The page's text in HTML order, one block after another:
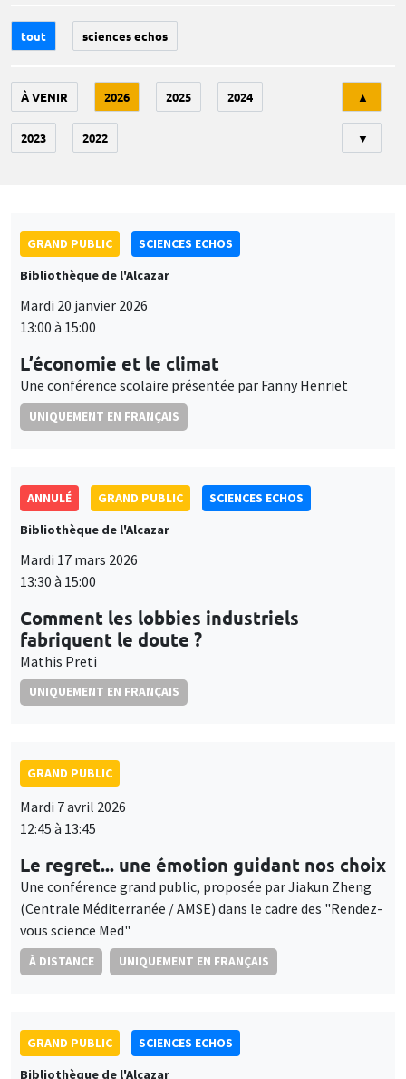
tout sciences echos
À VENIR 2026 2025 2024
2023 2022
▲
▼
GRAND PUBLIC
SCIENCES ECHOS
Bibliothèque de l'Alcazar
Mardi 20 janvier 2026
13:00 à 15:00
L’économie et le climat
Une conférence scolaire présentée par Fanny Henriet
UNIQUEMENT EN FRANÇAIS
ANNULÉ GRAND PUBLIC
SCIENCES ECHOS
Bibliothèque de l'Alcazar
Mardi 17 mars 2026
13:30 à 15:00
Comment les lobbies industriels
fabriquent le doute ?
Mathis Preti
UNIQUEMENT EN FRANÇAIS
GRAND PUBLIC
Mardi 7 avril 2026
12:45 à 13:45
Le regret... une émotion guidant nos choix
Une conférence grand public, proposée par Jiakun Zheng
(Centrale Méditerranée / AMSE) dans le cadre des "Rendez-
vous science Med"
À DISTANCE UNIQUEMENT EN FRANÇAIS
GRAND PUBLIC
SCIENCES ECHOS
Bibliothèque de l'Alcazar